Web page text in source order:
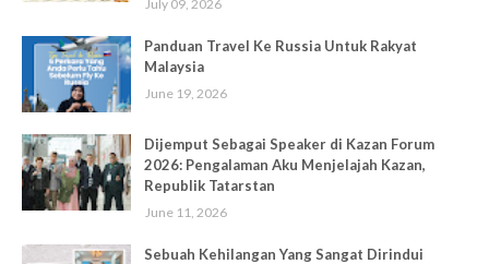
July 09, 2026
Panduan Travel Ke Russia Untuk Rakyat
Malaysia
June 19, 2026
Dijemput Sebagai Speaker di Kazan Forum
2026: Pengalaman Aku Menjelajah Kazan,
Republik Tatarstan
June 11, 2026
Sebuah Kehilangan Yang Sangat Dirindui